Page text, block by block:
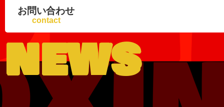
お問い合わせ
contact
news